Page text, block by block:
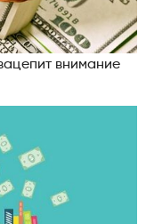
внимание